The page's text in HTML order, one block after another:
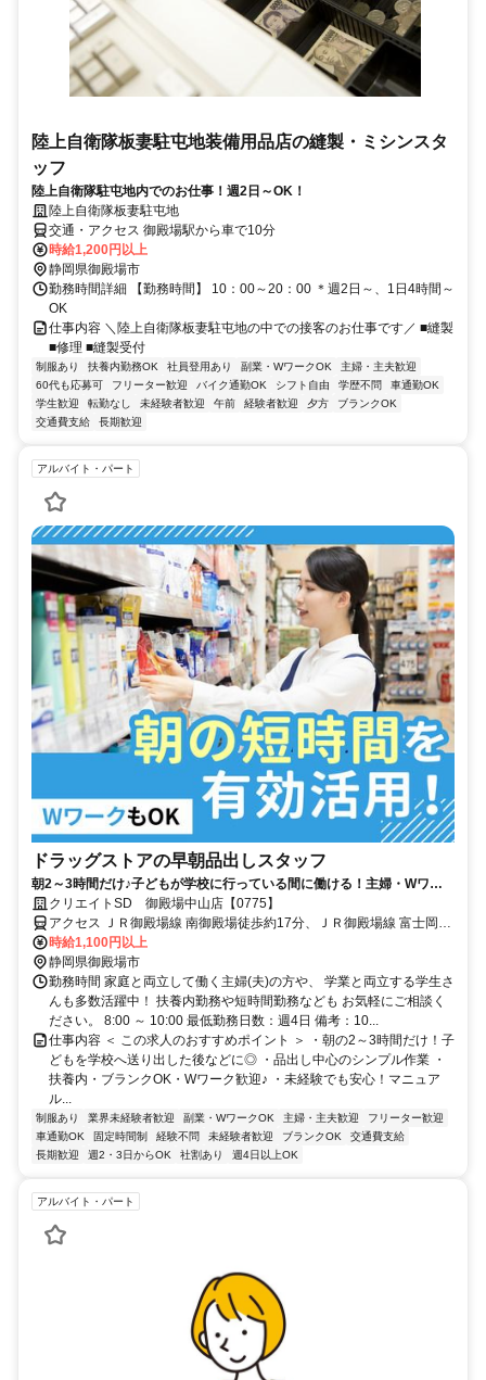
陸上自衛隊板妻駐屯地装備用品店の縫製・ミシンスタ
ッフ
陸上自衛隊駐屯地内でのお仕事！週2日～OK！
陸上自衛隊板妻駐屯地
交通・アクセス 御殿場駅から車で10分
時給1,200円以上
静岡県御殿場市
勤務時間詳細 【勤務時間】 10：00～20：00 ＊週2日～、1日4時間～
OK
仕事内容 ＼陸上自衛隊板妻駐屯地の中での接客のお仕事です／ ■縫製
■修理 ■縫製受付
制服あり 扶養内勤務OK 社員登用あり 副業・WワークOK
主婦・主夫歓迎
60代も応募可
フリーター歓迎 バイク通勤OK シフト自由 学歴不問
車通勤OK
学生歓迎
転勤なし 未経験者歓迎 午前 経験者歓迎 夕方
ブランクOK
交通費支給
長期歓迎
アルバイト・パート
ドラッグストアの早朝品出しスタッフ
朝2～3時間だけ♪子どもが学校に行っている間に働ける！主婦・Wワー
ク活躍中
クリエイトSD 御殿場中山店【0775】
アクセス ＪＲ御殿場線 南御殿場徒歩約17分、ＪＲ御殿場線 富士岡徒
歩約19分、ＪＲ御殿場線 御殿場富士山口徒歩約55分
時給1,100円以上
静岡県御殿場市
勤務時間 家庭と両立して働く主婦(夫)の方や、 学業と両立する学生さ
んも多数活躍中！ 扶養内勤務や短時間勤務なども お気軽にご相談く
ださい。 8:00 ～ 10:00 最低勤務日数：週4日 備考：10...
仕事内容 ＜ この求人のおすすめポイント ＞ ・朝の2～3時間だけ！子
どもを学校へ送り出した後などに◎ ・品出し中心のシンプル作業 ・
扶養内・ブランクOK・Wワーク歓迎♪ ・未経験でも安心！マニュア
ル...
制服あり 業界未経験者歓迎 副業・WワークOK 主婦・主夫歓迎
フリーター歓迎
車通勤OK
固定時間制 経験不問 未経験者歓迎 ブランクOK
交通費支給
長期歓迎
週2・3日からOK 社割あり 週4日以上OK
アルバイト・パート